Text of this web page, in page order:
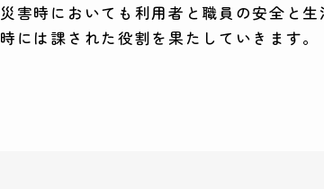
災害時においても利用者と職員の安全と
時には課された役割を果たしていきます。